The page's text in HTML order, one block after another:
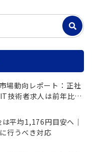
場動向レポート：正社
技術者求人は前年比
平均1,176円目安へ｜
行うべき対応